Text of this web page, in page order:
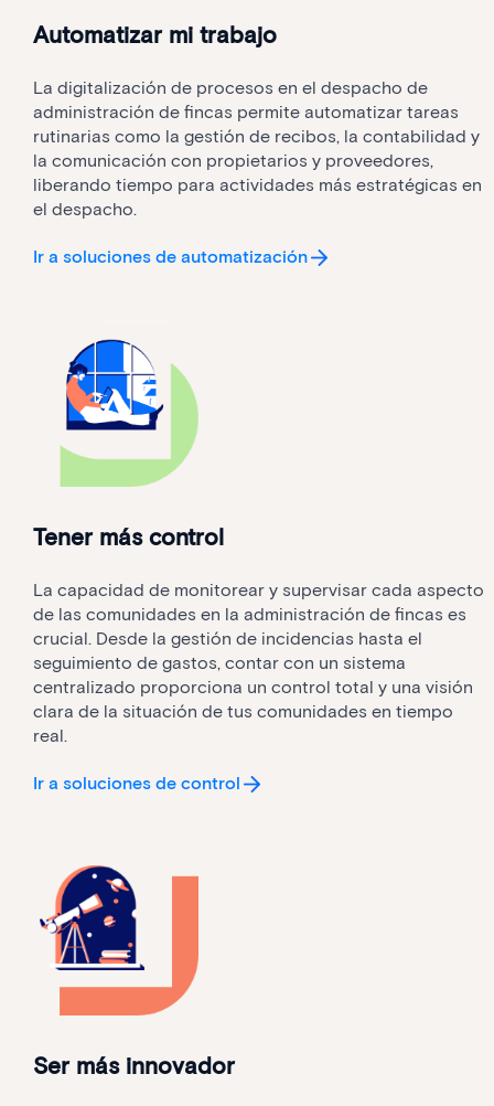
Automatizar mi trabajo
La digitalización de procesos en el despacho de
administración de fincas permite automatizar tareas
rutinarias como la gestión de recibos, la contabilidad y
la comunicación con propietarios y proveedores,
liberando tiempo para actividades más estratégicas en
el despacho.
Ir a soluciones de automatización
Tener más control
La capacidad de monitorear y supervisar cada aspecto
de las comunidades en la administración de fincas es
crucial. Desde la gestión de incidencias hasta el
seguimiento de gastos, contar con un sistema
centralizado proporciona un control total y una visión
clara de la situación de tus comunidades en tiempo
real.
Ir a soluciones de control
Ser más innovador